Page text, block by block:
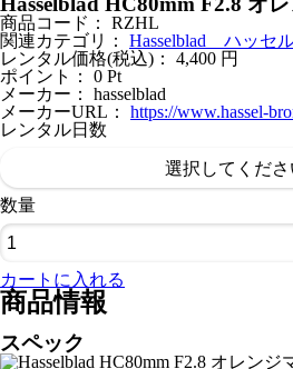
商品コード：
RZHL
関連カテゴリ：
Hasselblad ハッセ
レンタル価格(税込)：
4,400 円
ポイント：
0 Pt
メーカー：
hasselblad
メーカーURL：
https://www.hassel-
レンタル日数
選択してくださ
数量
カートに入れる
商品情報
スペック